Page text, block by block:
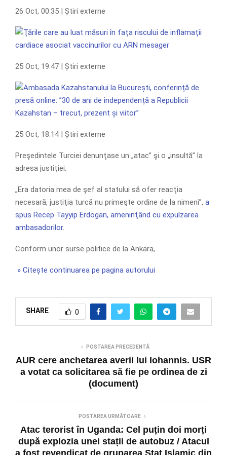
26 Oct, 00:35 | Știri externe
25 Oct, 19:47 | Știri externe
25 Oct, 18:14 | Știri externe
Preşedintele Turciei denunţase un „atac” şi o „insultă” la
adresa justiţiei.
„Era datoria mea de şef al statului să ofer reacţia
necesară, justiţia turcă nu primeşte ordine de la nimeni”, a
spus Recep Tayyip Erdogan, ameninţând cu expulzarea
ambasadorilor.
Conform unor surse politice de la Ankara,
» Citește continuarea pe pagina autorului
SHARE 0
POSTAREA PRECEDENTĂ
AUR cere anchetarea averii lui Iohannis. USR
a votat ca solicitarea să fie pe ordinea de zi
(document)
POSTAREA URMĂTOARE
Atac terorist în Uganda: Cel puțin doi morți
după explozia unei stații de autobuz / Atacul
a fost revendicat de gruparea Stat Islamic din